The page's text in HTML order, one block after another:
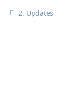
2. Updates